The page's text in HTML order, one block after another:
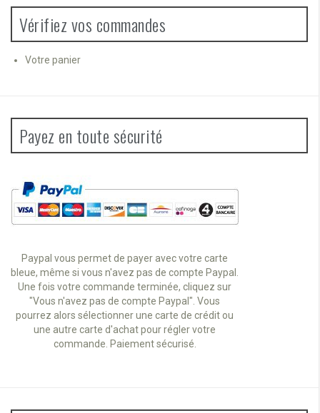
Vérifiez vos commandes
Votre panier
Payez en toute sécurité
Paypal vous permet de payer avec votre carte
bleue, même si vous n'avez pas de compte Paypal.
Une fois votre commande terminée, cliquez sur
"Vous n'avez pas de compte Paypal". Vous
pourrez alors sélectionner une carte de crédit ou
une autre carte d'achat pour régler votre
commande. Paiement sécurisé.